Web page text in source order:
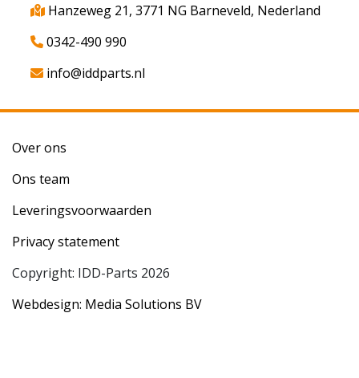
Hanzeweg 21, 3771 NG Barneveld, Nederland
0342-490 990
info@iddparts.nl
Over ons
Ons team
Leveringsvoorwaarden
Privacy statement
Copyright: IDD-Parts 2026
Webdesign: Media Solutions BV